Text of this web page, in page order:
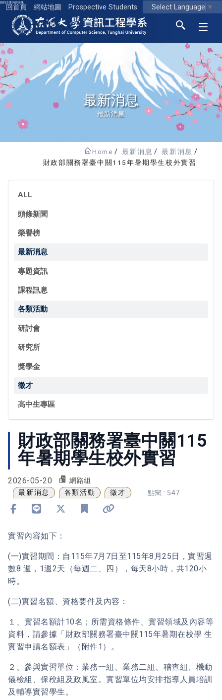
跳到主要內容區塊
回首頁 網站地圖 Prospective Students Select Language ▼
東海大學logo
最新消息
最新消息
Home 最新消息
最新消息
財政部關務署臺中關115年暑期學生校外實習
ALL
頭條新聞
榮譽榜
最新消息
專題資訊
課程訊息
各類活動
研討會
研究所
獎學金
徵才
高中生專區
財政部關務署臺中關115
年暑期學生校外實習
2026-05-20 網路組
最新消息 各類活動 徵才 點閱 : 547
實習內容如下：
(一)實習期間：自115年7月7日至115年8月25日，實習週
數8 週，1週2天（每週二、四），每天8小時，共120小
時。
(二)實習名額、資格要件及內容：
１、實習名額計10名；所需資格條件、實習領域及內容等
資料，請參據「財政部關務署臺中關115年暑期在校學 生
實習申請名額表」（附件1）。
２、參與實習單位：業務一組、業務二組、稽查組、機動
儀檢組、保稅組及政風室。實習單位均安排指導人員培訓
及輔導實習學生。